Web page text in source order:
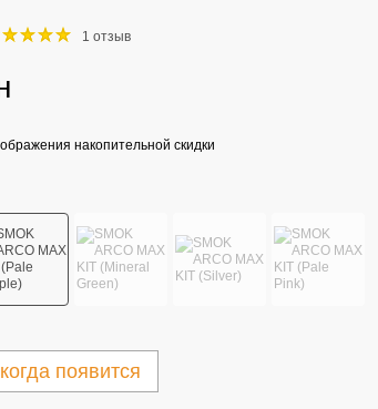
1 отзыв
накопительной скидки
появится